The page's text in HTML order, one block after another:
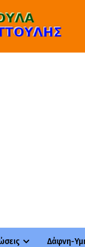
Δάφνη-